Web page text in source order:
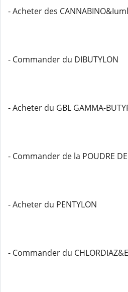
- Acheter des
- Commander du DIBUTYLON
- Acheter du GBL GAMMA-
- Commander de la POUDRE DE
- Acheter du PENTYLON
- Commander du